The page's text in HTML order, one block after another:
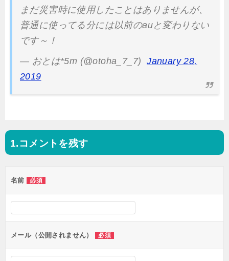
まだ災害時に使用したことはありませんが、
普通に使ってる分には以前のauと変わりない
です～！
— おとは*5m (@otoha_7_7)
January 28,
2019
投
ナ
ビ
ー
コメントを残す
名前 必須
メール（公開されません） 必須